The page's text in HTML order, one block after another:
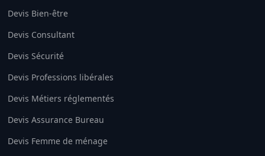
Devis Bien-être
Devis Consultant
Devis Sécurité
Devis Professions libérales
Devis Métiers réglementés
Devis Assurance Bureau
Devis Femme de ménage